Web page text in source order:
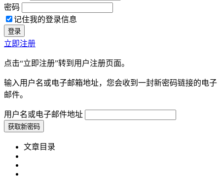
密码
记住我的登录信息
立即注册
点击“立即注册”转到用户注册页面。
输入用户名或电子邮箱地址，您会收到一封新密码链接的电子
邮件。
用户名或电子邮件地址
文章目录